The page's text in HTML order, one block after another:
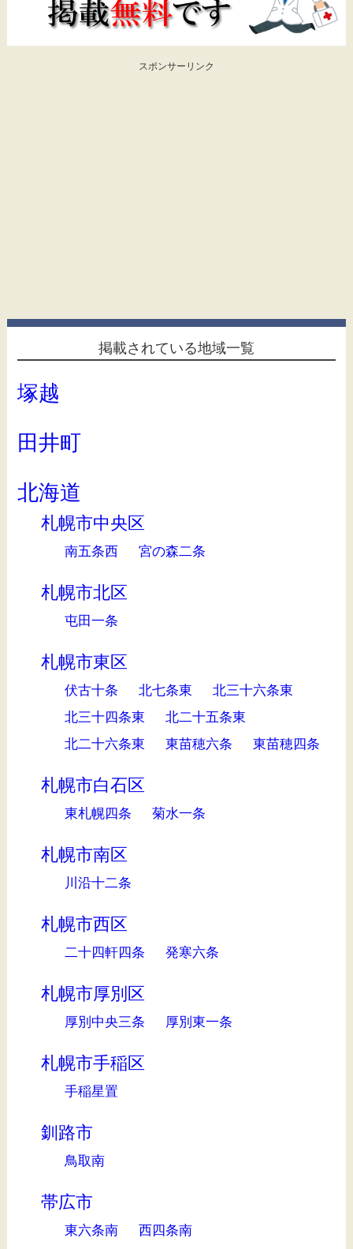
スポンサーリンク
掲載されている地域一覧
塚越
田井町
北海道
札幌市中央区
南五条西 宮の森二条
札幌市北区
屯田一条
札幌市東区
伏古十条 北七条東
北三十六条東
北三十四条東
北二十五条東
北二十六条東
東苗穂六条 東苗穂四条
札幌市白石区
東札幌四条 菊水一条
札幌市南区
川沿十二条
札幌市西区
二十四軒四条 発寒六条
札幌市厚別区
厚別中央三条 厚別東一条
札幌市手稲区
手稲星置
釧路市
鳥取南
帯広市
東六条南 西四条南